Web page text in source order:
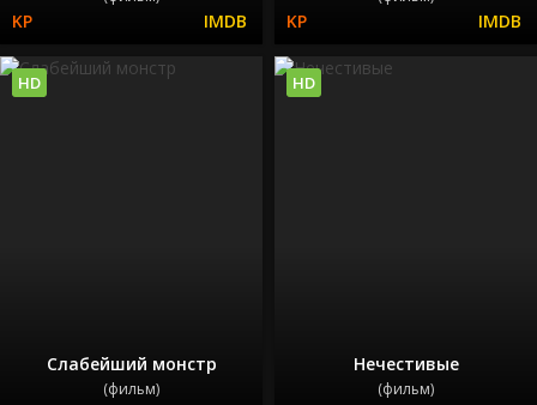
Слабейший монстр
(фильм)
HD
Нечестивые
(фильм)
HD